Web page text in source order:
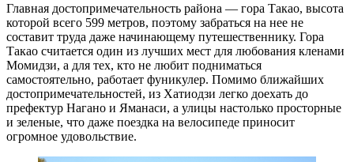
Главная достопримечательность района — гора Такао, высота
которой всего 599 метров, поэтому забраться на нее не
составит труда даже начинающему путешественнику. Гора
Такао считается один из лучших мест для любования кленами
Момидзи, а для тех, кто не любит подниматься
самостоятельно, работает фуникулер. Помимо ближайших
достопримечательностей, из Хатиодзи легко доехать до
префектур Нагано и Яманаси, а улицы настолько просторные
и зеленые, что даже поездка на велосипеде приносит
огромное удовольствие.